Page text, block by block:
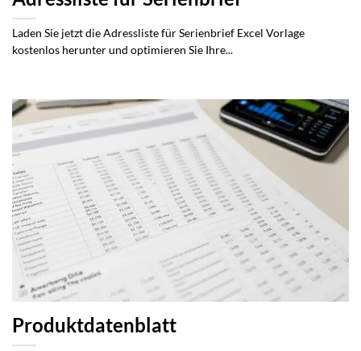
Laden Sie jetzt die Adressliste für Serienbrief Excel Vorlage
kostenlos herunter und optimieren Sie Ihre...
Produktdatenblatt